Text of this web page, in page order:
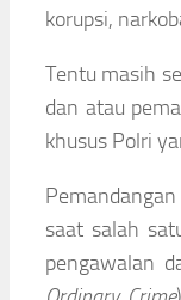
korupsi,
Tentu masih
dan atau
khusus Polri
saat salah
pengawalan